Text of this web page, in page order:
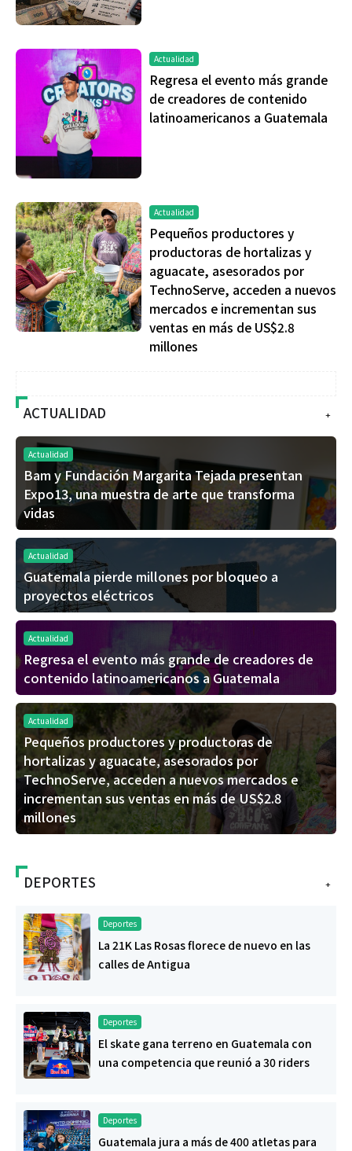
Actualidad
Regresa el evento más grande
de creadores de contenido
latinoamericanos a Guatemala
Actualidad
Pequeños productores y
productoras de hortalizas y
aguacate, asesorados por
TechnoServe, acceden a nuevos
mercados e incrementan sus
ventas en más de US$2.8
millones
+
ACTUALIDAD
Actualidad
Bam y Fundación Margarita Tejada presentan
Expo13, una muestra de arte que transforma
vidas
Actualidad
Guatemala pierde millones por bloqueo a
proyectos eléctricos
Actualidad
Regresa el evento más grande de creadores de
contenido latinoamericanos a Guatemala
Actualidad
Pequeños productores y productoras de
hortalizas y aguacate, asesorados por
TechnoServe, acceden a nuevos mercados e
incrementan sus ventas en más de US$2.8
millones
+
DEPORTES
Deportes
La 21K Las Rosas florece de nuevo en las
calles de Antigua
Deportes
El skate gana terreno en Guatemala con
una competencia que reunió a 30 riders
Deportes
Guatemala jura a más de 400 atletas para